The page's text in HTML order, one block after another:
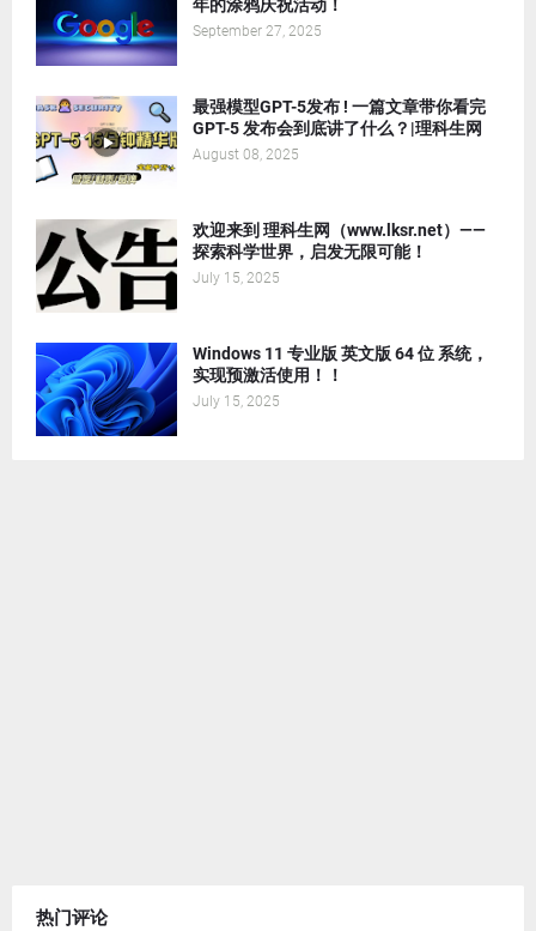
年的涂鸦庆祝活动！
September 27, 2025
最强模型GPT-5发布 ! 一篇文章带你看完
GPT-5 发布会到底讲了什么？|理科生网
August 08, 2025
欢迎来到 理科生网（www.lksr.net）——
探索科学世界，启发无限可能！
July 15, 2025
Windows 11 专业版 英文版 64 位 系统，
实现预激活使用！！
July 15, 2025
热门评论